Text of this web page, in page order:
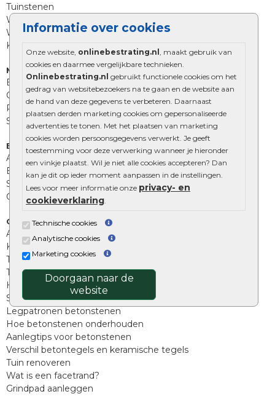
Informatie over cookies
Onze website, onlinebestrating.nl , maakt gebruik van
cookies en daarmee vergelijkbare technieken.
Onlinebestrating.nl gebruikt functionele cookies om het
gedrag van websitebezoekers na te gaan en de website aan
de hand van deze gegevens te verbeteren. Daarnaast
plaatsen derden marketing cookies om gepersonaliseerde
advertenties te tonen. Met het plaatsen van marketing
cookies worden persoonsgegevens verwerkt. Je geeft
toestemming voor deze verwerking wanneer je hieronder
een vinkje plaatst. Wil je niet alle cookies accepteren? Dan
kan je dit op ieder moment aanpassen in de instellingen.
Lees voor meer informatie onze privacy- en
cookieverklaring.
Technische cookies
Analytische cookies
Marketing cookies
Doorgaan naar de
website
Tuinstenen
Waalformaat
Wildverband bestrating
Kingstones
Muurelementen
Betonbielzen
Opsluitbanden
Palissades
Stapelblokken
Extra benodigdheden
Afwatering en diversen
Beplantings en betonelementen
Split, grind en zand
Oprit tegels
Overig
Aanbiedingen
Kunstgras
Tuintegels outlet
Terrastegels leggen
Hoe richt ik een landelijke tuin in?
Sierbestrating schoonmaken
Legpatronen betonstenen
Hoe betonstenen onderhouden
Aanlegtips voor betonstenen
Verschil betontegels en keramische tegels
Tuin renoveren
Wat is een facetrand?
Grindpad aanleggen